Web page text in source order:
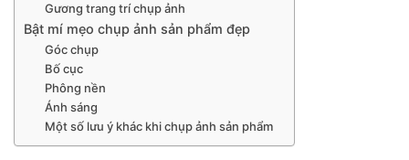
Gương trang trí chụp ảnh
Bật mí mẹo chụp ảnh sản phẩm đẹp
Góc chụp
Bố cục
Phông nền
Ánh sáng
Một số lưu ý khác khi chụp ảnh sản phẩm